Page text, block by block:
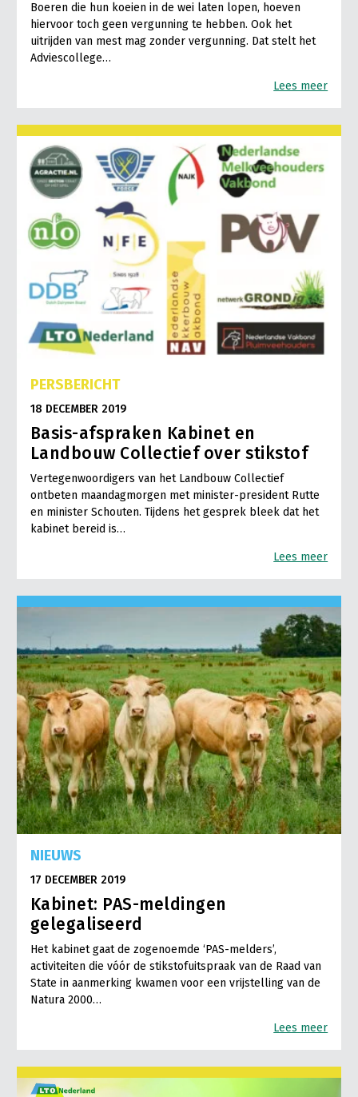
Boeren die hun koeien in de wei laten lopen, hoeven
hiervoor toch geen vergunning te hebben. Ook het
uitrijden van mest mag zonder vergunning. Dat stelt het
Adviescollege…
Lees meer
PERSBERICHT
18 DECEMBER 2019
Basis-afspraken Kabinet en
Landbouw Collectief over stikstof
Vertegenwoordigers van het Landbouw Collectief
ontbeten maandagmorgen met minister-president Rutte
en minister Schouten. Tijdens het gesprek bleek dat het
kabinet bereid is…
Lees meer
NIEUWS
17 DECEMBER 2019
Kabinet: PAS-meldingen
gelegaliseerd
Het kabinet gaat de zogenoemde ‘PAS-melders’,
activiteiten die vóór de stikstofuitspraak van de Raad van
State in aanmerking kwamen voor een vrijstelling van de
Natura 2000…
Lees meer